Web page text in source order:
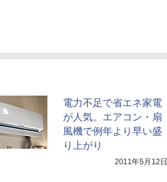
電力不足で省エネ家電
が人気。エアコン・扇
風機で例年より早い盛
り上がり
2011年5月12日